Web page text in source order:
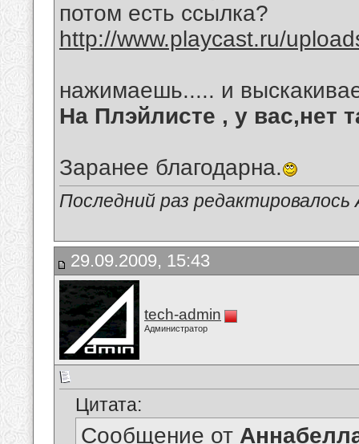
потом есть ссылка?
http://www.playcast.ru/
нажимаешь..... и
На Плэйлисте , у вас,нет
Заранее благодарна.
Последний раз
29.09.2009, 15:43
tech-admin
Администратор
Цитата:
Сообщение от